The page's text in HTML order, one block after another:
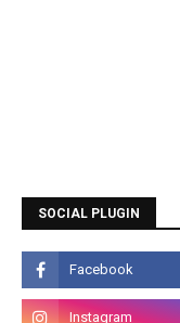
SOCIAL PLUGIN